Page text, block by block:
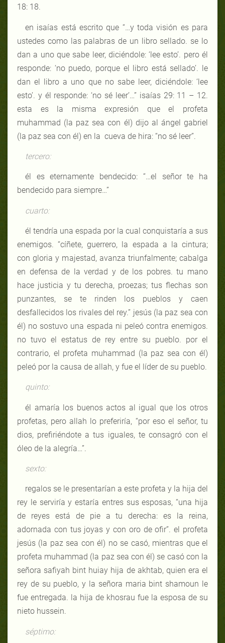
18: 18.
en isaías está escrito que “…y toda visión es para
ustedes como las palabras de un libro sellado. se lo
dan a uno que sabe leer, diciéndole: ‘lee esto’. pero él
responde: ‘no puedo, porque el libro está sellado’. le
dan el libro a uno que no sabe leer, diciéndole: ‘lee
esto’. y él responde: ‘no sé leer’…” isaías 29: 11 – 12.
esta es la misma expresión que el profeta
muhammad (la paz sea con él) dijo al ángel gabriel
(la paz sea con él) en la cueva de hira: “no sé leer”.
tercero:
él es eternamente bendecido: “…el señor te ha
bendecido para siempre…”
cuarto:
él tendría una espada por la cual conquistaría a sus
enemigos. “cíñete, guerrero, la espada a la cintura;
con gloria y majestad, avanza triunfalmente; cabalga
en defensa de la verdad y de los pobres. tu mano
hace justicia y tu derecha, proezas; tus flechas son
punzantes, se te rinden los pueblos y caen
desfallecidos los rivales del rey.” jesús (la paz sea con
él) no sostuvo una espada ni peleó contra enemigos.
no tuvo el estatus de rey entre su pueblo. por el
contrario, el profeta muhammad (la paz sea con él)
peleó por la causa de allah, y fue el líder de su pueblo.
quinto:
él amaría los buenos actos al igual que los otros
profetas, pero allah lo preferiría, “por eso el señor, tu
dios, prefiriéndote a tus iguales, te consagró con el
óleo de la alegría…”.
sexto:
regalos se le presentarían a este profeta y la hija del
rey le serviría y estaría entres sus esposas, “una hija
de reyes está de pie a tu derecha: es la reina,
adornada con tus joyas y con oro de ofir”. el profeta
jesús (la paz sea con él) no se casó, mientras que el
profeta muhammad (la paz sea con él) se casó con la
señora safiyah bint huiay hija de akhtab, quien era el
rey de su pueblo, y la señora maria bint shamoun le
fue entregada. la hija de khosrau fue la esposa de su
nieto hussein.
séptimo: